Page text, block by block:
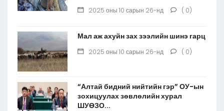
2025 оны 10 сарын 26-нд ( 0)
Мал аж ахуйн зах зээлийн шинэ гарц
2025 оны 10 сарын 26-нд ( 0)
“Алтай бидний нийтийн гэр” ОУ-ын
зохицуулах зөвлөлийн хурал
ШУӨЗО...